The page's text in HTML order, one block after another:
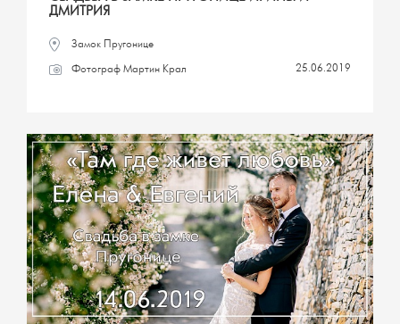
ДМИТРИЯ
Замок Пругонице
Фотограф Мартин Крал 25.06.2019